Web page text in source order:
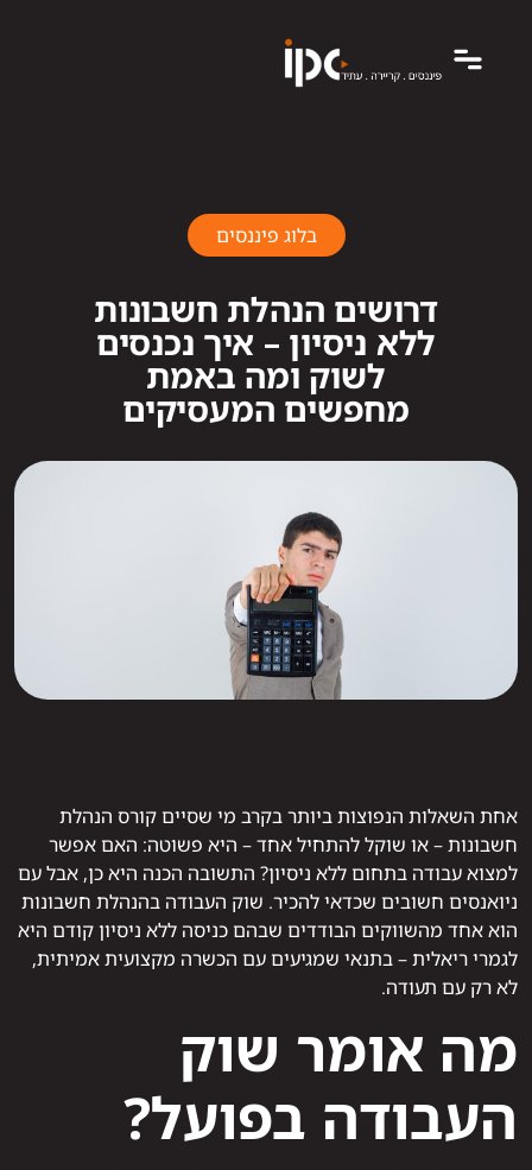
בלוג פיננסים
דרושים הנהלת חשבונות
ללא ניסיון – איך נכנסים
לשוק ומה באמת
מחפשים המעסיקים
אחת השאלות הנפוצות ביותר בקרב מי שסיים קורס הנהלת
חשבונות – או שוקל להתחיל אחד – היא פשוטה: האם אפשר
למצוא עבודה בתחום ללא ניסיון? התשובה הכנה היא כן, אבל עם
ניואנסים חשובים שכדאי להכיר. שוק העבודה בהנהלת חשבונות
הוא אחד מהשווקים הבודדים שבהם כניסה ללא ניסיון קודם היא
לגמרי ריאלית – בתנאי שמגיעים עם הכשרה מקצועית אמיתית,
לא רק עם תעודה.
מה אומר שוק
העבודה בפועל?